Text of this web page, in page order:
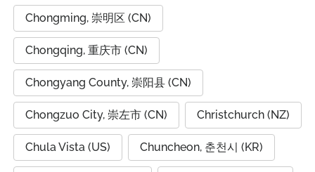
Chongming, 崇明区 (CN)
Chongqing, 重庆市 (CN)
Chongyang County, 崇阳县 (CN)
Chongzuo City, 崇左市 (CN) Christchurch (NZ)
Chula Vista (US) Chuncheon, 춘천시 (KR)